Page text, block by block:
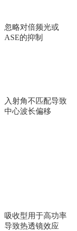
忽略对倍频光或
ASE的抑制
入射角不匹配导致
中心波长偏移
吸收型用于高功率
导致热透镜效应